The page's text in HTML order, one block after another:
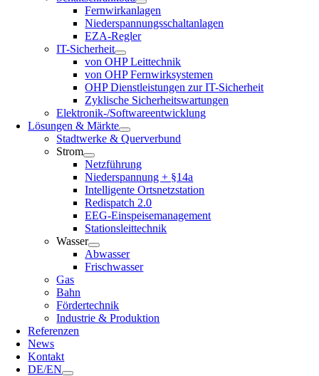
Fernwirkanlagen
Niederspannungsschaltanlagen
EZA-Regler
IT-Sicherheit
von OHP Leittechnik
von OHP Fernwirksystemen
OHP Dienstleistungen zur IT-Sicherheit
Zyklische Sicherheitswartungen
Elektronik-/Softwareentwicklung
Lösungen & Märkte
Stadtwerke & Querverbund
Strom
Netzführung
Niederspannung + §14a
Intelligente Ortsnetzstation
Redispatch 2.0
EEG-Einspeisemanagement
Stationsleittechnik
Wasser
Abwasser
Frischwasser
Gas
Bahn
Fördertechnik
Industrie & Produktion
Referenzen
News
Kontakt
DE/EN